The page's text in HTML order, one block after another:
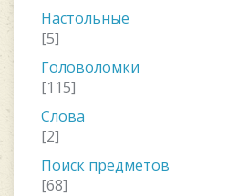
Настольные
[5]
Головоломки
[115]
Слова
[2]
Поиск предметов
[68]